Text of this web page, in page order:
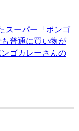
スーパー「ボンゴ
普通に買い物が
ゴカレーさんの